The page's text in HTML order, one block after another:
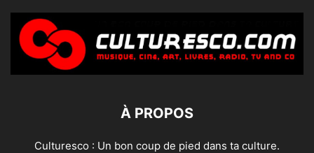
À PROPOS
Culturesco : Un bon coup de pied dans ta culture.